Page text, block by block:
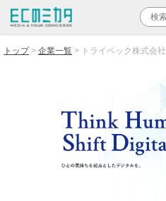
トップ 企業一覧 トライベック株式会社